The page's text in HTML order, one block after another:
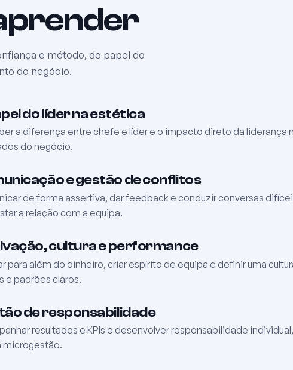
e método, do papel do
do negócio.
do líder na estética
a diferença entre chefe e líder e o impacto direto da liderança
do negócio.
e gestão de conflitos
de forma assertiva, dar feedback e conduzir conversas
a relação com a equipa.
cultura e performance
para além do dinheiro, criar espírito de equipa e definir uma
e padrões claros.
de responsabilidade
resultados e KPIs e desenvolver responsabilidade
microgestão.